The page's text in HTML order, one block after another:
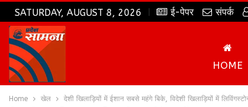
SATURDAY, AUGUST 8, 2026 ई-पेपर संपर्क
HOME
Home खेल देशी खिलाड़ियों में ईशान सबसे महंगे बिके, विदेशी खिलाड़ियों में